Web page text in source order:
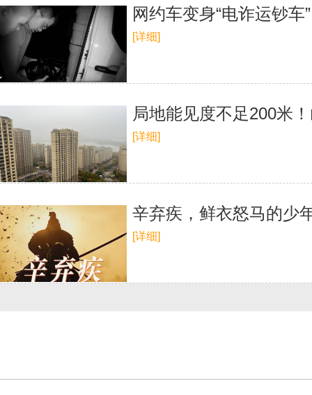
网约车变身“电诈运钞
[详细]
局地能见度不足200米
[详细]
辛弃疾，鲜衣怒马的少
[详细]